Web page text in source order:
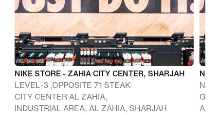
NIKE STORE - ZAHIA CITY CENTER, SHARJAH
LEVEL-3 ,OPPOSITE 71 STEAK
CITY CENTER AL ZAHIA,
INDUSTRIAL AREA, AL ZAHIA, SHARJAH
Al